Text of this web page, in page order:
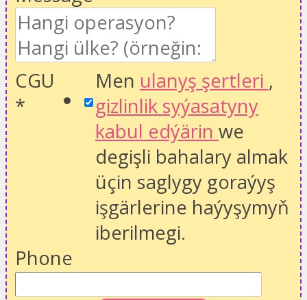
CGU
*
Men ulanyş şertleri ,
gizlinlik syýasatyny
kabul edýärin we
degişli bahalary almak
üçin saglygy goraýyş
işgärlerine haýyşymyň
iberilmegi.
Phone